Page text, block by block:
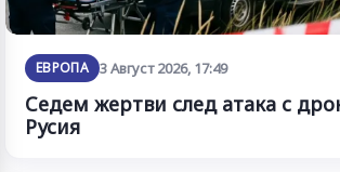
ЕВРОПА 3 Август 2026, 17:49
Седем жертви след атака с
Русия